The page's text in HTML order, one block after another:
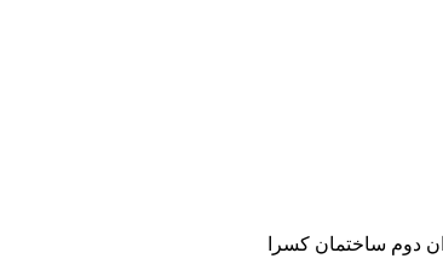
دوم ساختمان کسرا